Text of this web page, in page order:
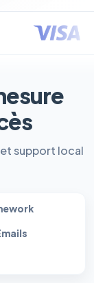
support local